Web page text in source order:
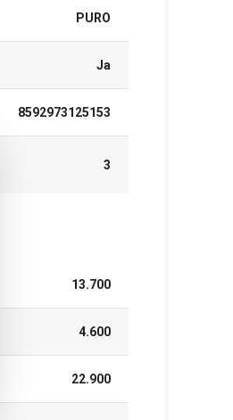
PURO
Ja
8592973125153
3
13.700
4.600
22.900